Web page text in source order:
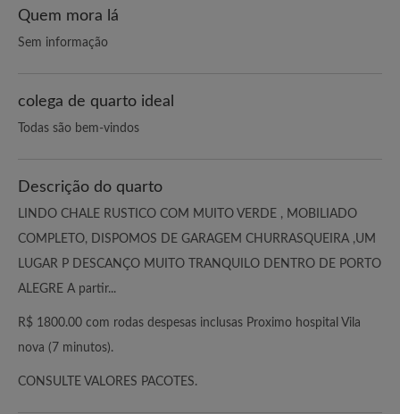
Quem mora lá
Sem informação
colega de quarto ideal
Todas são bem-vindos
Descrição do quarto
LINDO CHALE RUSTICO COM MUITO VERDE , MOBILIADO
COMPLETO, DISPOMOS DE GARAGEM CHURRASQUEIRA ,UM
LUGAR P DESCANÇO MUITO TRANQUILO DENTRO DE PORTO
ALEGRE A partir...
R$ 1800.00 com rodas despesas inclusas Proximo hospital Vila
nova (7 minutos).
CONSULTE VALORES PACOTES.